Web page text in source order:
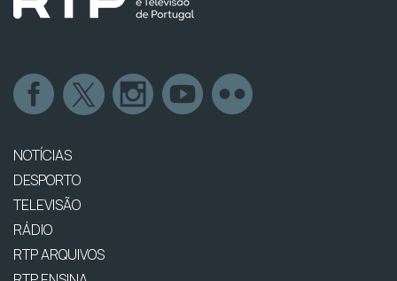
NOTÍCIAS
DESPORTO
TELEVISÃO
RÁDIO
RTP ARQUIVOS